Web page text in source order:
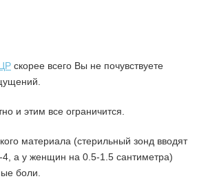
скорее всего Вы не почувствуете
и этим все ограничится.
материала (стерильный зонд вводят
4, а у женщин на 0.5-1.5 сантиметра)
боли.